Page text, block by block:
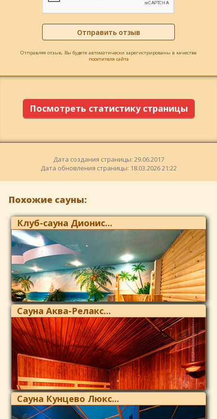
Отправляя отзыв, Вы будете автоматически зарегистрированы в качестве
посетителя сайта
Посмотреть статистику страницы
Дата создания страницы: 29.06.2017
Дата обновления страницы: 18.03.2026 21:22
Похожие сауны:
Клуб-сауна Дионис...
Сауна Аква-Релакс...
Сауна Кунцево Люкс...